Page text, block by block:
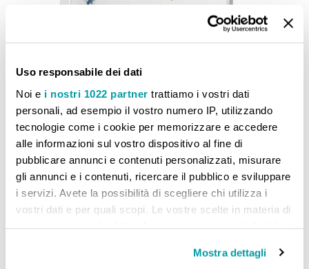
Uso responsabile dei dati
Noi e i nostri 1022 partner trattiamo i vostri dati
personali, ad esempio il vostro numero IP, utilizzando
tecnologie come i cookie per memorizzare e accedere
alle informazioni sul vostro dispositivo al fine di
pubblicare annunci e contenuti personalizzati, misurare
gli annunci e i contenuti, ricercare il pubblico e sviluppare
i servizi. Avete la possibilità di scegliere chi utilizza i
vostri dati e per quali scopi. Le vostre scelte in materia di
modificare o revocare il proprio consenso in qualsiasi
Mostra dettagli